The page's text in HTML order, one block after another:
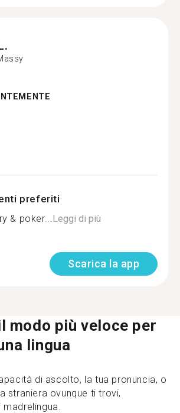
preferiti
& poker... Leggi di più
Scarica la app
modo più veloce per
lingua
di ascolto, la tua pronuncia, o
straniera ovunque ti trovi,